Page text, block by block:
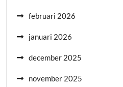
februari 2026
januari 2026
december 2025
november 2025